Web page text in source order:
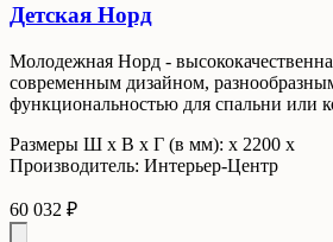
Детская Норд
Молодежная Норд -
современным дизайном,
функциональностью для спальни или
Размеры Ш x В x Г (в мм): х 2200 х
Производитель: Интерьер-Центр
60 032 ₽